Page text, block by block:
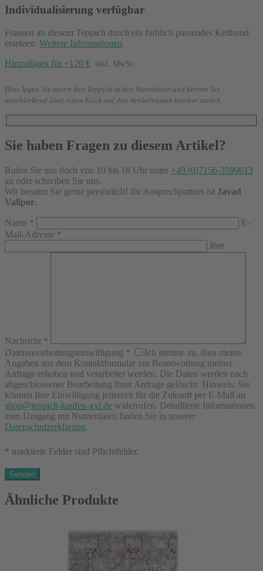
Individualisierung verfügbar
Fransen an diesem Teppich durch ein farblich passendes Kettband
ersetzen. Weitere Informationen.
Hinzufügen für +120 € inkl. MwSt.
Bitte legen Sie zuerst den Teppich in den Warenkorb und kehren Sie
anschließend über einen Klick auf den Artikelnamen hierher zurück.
Sie haben Fragen zu diesem Artikel?
Rufen Sie uns doch von 10 bis 18 Uhr unter +49 (0)7156-3599613
an oder schreiben Sie uns.
Wir beraten Sie gerne persönlich! Ihr Ansprechpartner ist Javad
Valipor.
Name *
E-
Mail-Adresse *
Ihre
Nachricht *
Datenverarbeitungseinwilligung *
Ich stimme zu, dass meine
Angaben aus dem Kontaktformular zur Beantwortung meiner
Anfrage erhoben und verarbeitet werden. Die Daten werden nach
abgeschlossener Bearbeitung Ihrer Anfrage gelöscht. Hinweis: Sie
können Ihre Einwilligung jederzeit für die Zukunft per E-Mail an
shop@teppich-kaufen-xxl.de widerrufen. Detaillierte Informationen
zum Umgang mit Nutzerdaten finden Sie in unserer
Datenschutzerklärung.
* markierte Felder sind Pflichtfelder.
Ähnliche Produkte